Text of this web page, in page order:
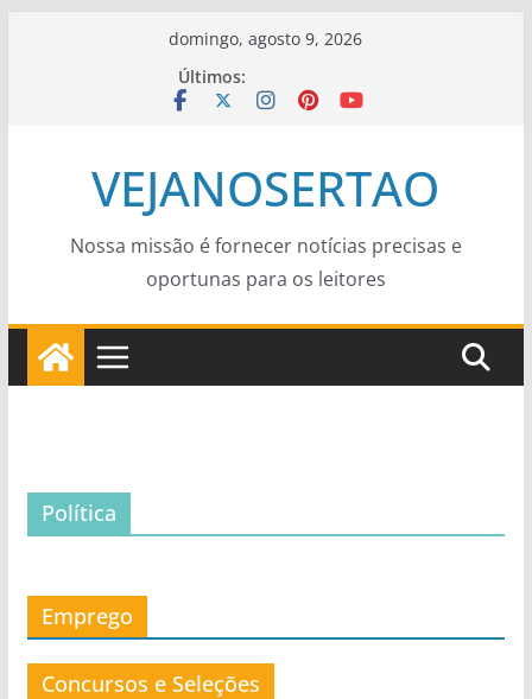
domingo, agosto 9, 2026
Últimos:
VEJANOSERTAO
Nossa missão é fornecer notícias precisas e
oportunas para os leitores
Política
Emprego
Concursos e Seleções